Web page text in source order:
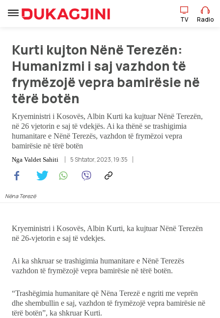
TV
Lajme
Sport
Pikëpamje
Art Jete
Ekonomi
Teknologji
DuVideo
TV Radio
Kurti kujton Nënë Terezën:
Humanizmi i saj vazhdon të
frymëzojë vepra bamirësie në
tërë botën
Kryeministri i Kosovës, Albin Kurti ka kujtuar Nënë Terezën,
në 26 vjetorin e saj të vdekjës. Ai ka thënë se trashigimia
humanitare e Nënë Terezës, vazhdon të frymëzoi vepra
bamirësie në tërë botën
Nga Valdet Sahiti 5 Shtator, 2023, 19:35
Nëna Terezë
Kryeministri i Kosovës, Albin Kurti, ka kujtuar Nënë Terezën
në 26-vjetorin e saj të vdekjes.
Ai ka shkruar se trashigimia humanitare e Nënë Terezës
vazhdon të frymëzojë vepra bamirësie në tërë botën.
“Trashëgimia humanitare që Nëna Terezë e ngriti me veprën
dhe shembullin e saj, vazhdon të frymëzojë vepra bamirësie në
tërë botën”, ka shkruar Kurti.